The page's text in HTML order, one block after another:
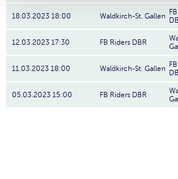
18.03.2023 18:00 Waldkirch-St. Gallen
12.03.2023 17:30 FB Riders DBR
11.03.2023 18:00 Waldkirch-St. Gallen
05.03.2023 15:00 FB Riders DBR